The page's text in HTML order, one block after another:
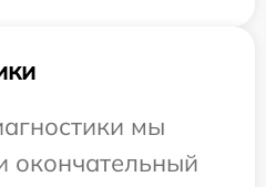
мы
окончательный